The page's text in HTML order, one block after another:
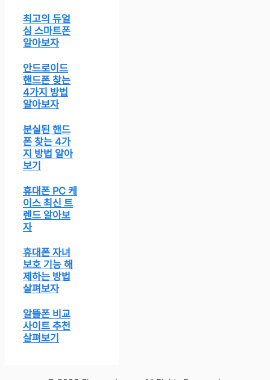
최고의 듀얼
심 스마트폰
알아보자
안드로이드
핸드폰 찾는
4가지 방법
알아보자
분실된 핸드
폰 찾는 4가
지 방법 알아
보기
휴대폰 PC 케
이스 최신 트
렌드 알아보
자
휴대폰 자녀
보호 기능 해
제하는 방법
살펴보자
알뜰폰 비교
사이트 추천
살펴보기